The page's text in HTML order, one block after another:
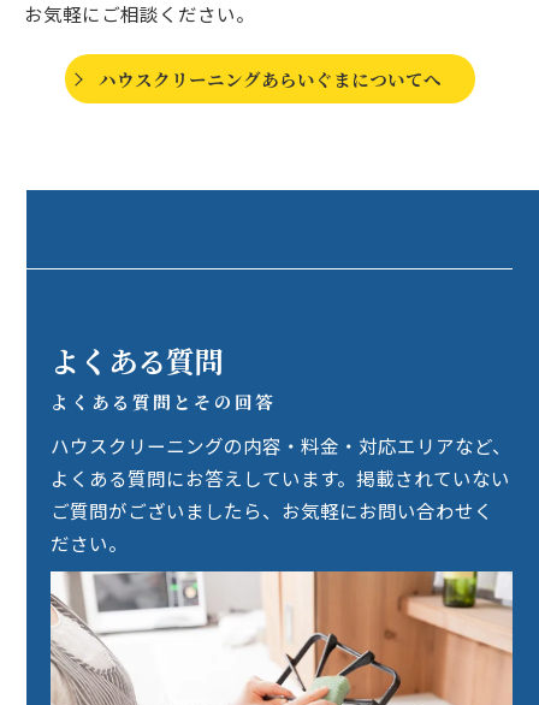
お気軽にご相談ください。
ハウスクリーニングあらいぐまについてへ
よくある質問
よくある質問とその回答
ハウスクリーニングの内容・料金・対応エリアなど、
よくある質問にお答えしています。掲載されていない
ご質問がございましたら、お気軽にお問い合わせく
ださい。